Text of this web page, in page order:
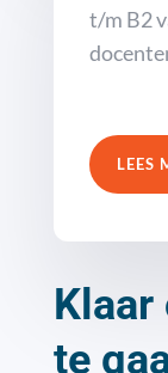
t/m B2
LEES
Klaar
te